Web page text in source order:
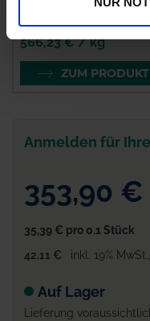
566,23 € / kg
ZUM PRODUKT
Anmelden für
353,90 €
35,39 € pro 0.1 Stück
42,11 €
inkl. 19% MwSt.
Auf Lager
Lieferung